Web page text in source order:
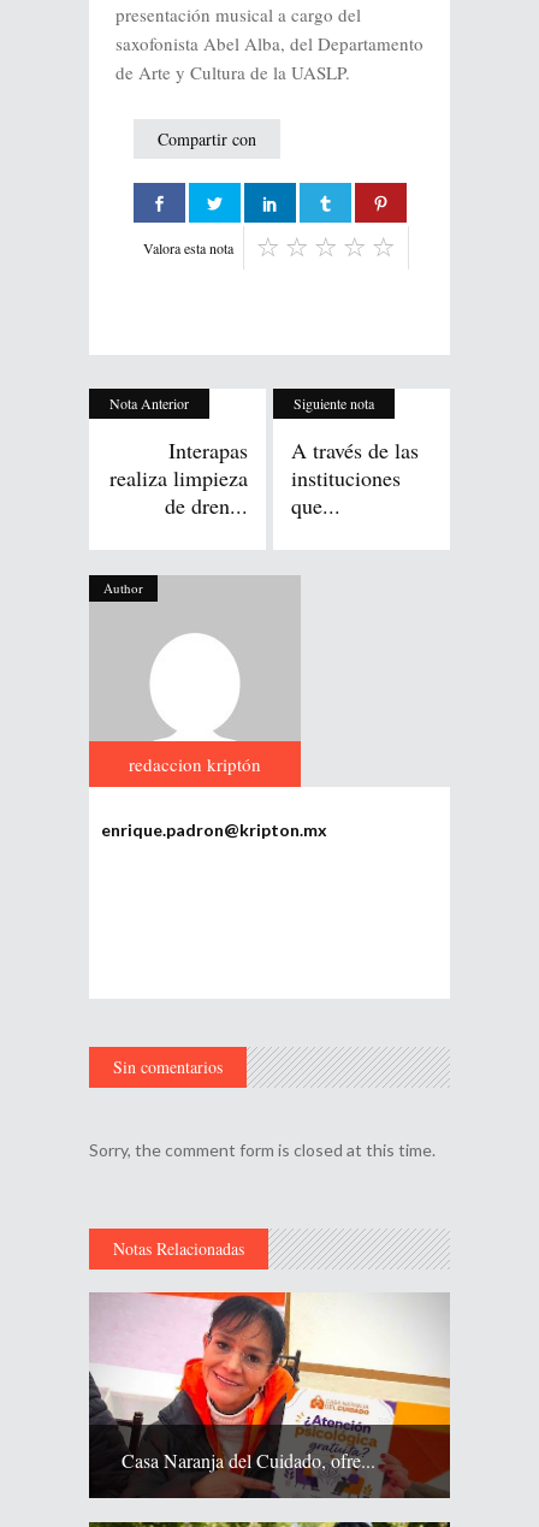
presentación musical a cargo del
saxofonista Abel Alba, del Departamento
de Arte y Cultura de la UASLP.
Compartir con
Valora esta nota
Nota Anterior
Interapas
realiza limpieza
de dren...
Siguiente nota
A través de las
instituciones
que...
Author
redaccion kriptón
enrique.padron@kripton.mx
Sin comentarios
Sorry, the comment form is closed at this time.
Notas Relacionadas
Casa Naranja del Cuidado, ofre...